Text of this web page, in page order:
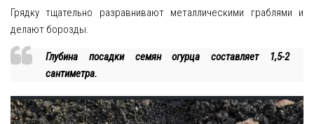
Грядку тщательно разравнивают металлическими граблями и
делают борозды.
Глубина посадки семян огурца составляет 1,5-2
сантиметра.